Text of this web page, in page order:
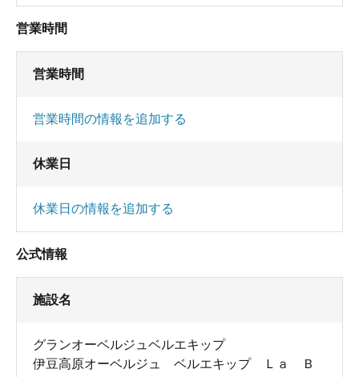
営業時間
営業時間
営業時間の情報を追加する
休業日
休業日の情報を追加する
公式情報
施設名
グランオーベルジュベルエキップ
伊豆高原オーベルジュ ベルエキップ Ｌａ Ｂ